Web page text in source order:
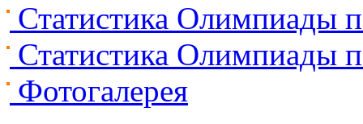
Статистика Олимпиады
Статистика Олимпиады
Фотогалерея